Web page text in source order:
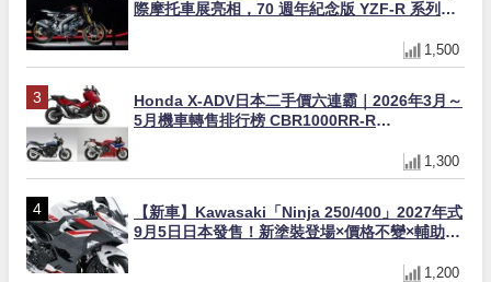
際摩托車展亮相，70 週年紀念版 YZF-R 系列限
1,500
Honda X-ADV日本二手價六連霸｜2026年3月～
5月機車轉售排行榜 CBR1000RR-R
1,300
【新車】Kawasaki「Ninja 250/400」2027年式
9月5日日本發售！新塗裝登場×價格不變×輔助滑
1,200